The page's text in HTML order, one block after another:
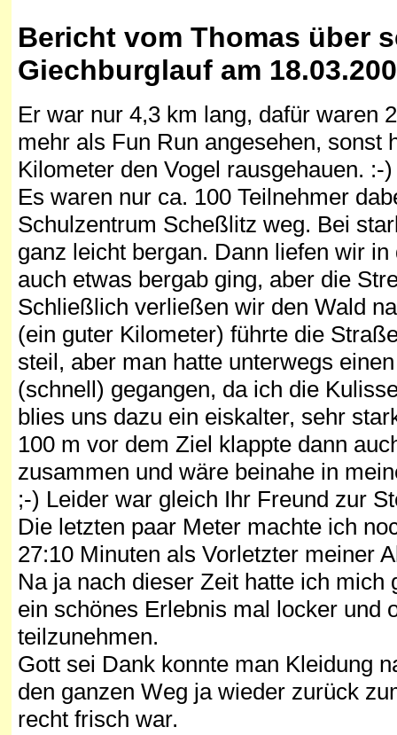
Bericht vom Thomas über
Giechburglauf am
Er war nur 4,3 km lang, dafür waren
mehr als Fun Run angesehen, sonst
Kilometer den Vogel rausgehauen. :-)
Es waren nur ca. 100 Teilnehmer
Schulzentrum Scheßlitz weg. Bei
ganz leicht bergan. Dann liefen wir
auch etwas bergab ging, aber die
Schließlich verließen wir den Wald
(ein guter Kilometer) führte die
steil, aber man hatte unterwegs
(schnell) gegangen, da ich die
blies uns dazu ein eiskalter, sehr
100 m vor dem Ziel klappte dann
zusammen und wäre beinahe in
;-) Leider war gleich Ihr Freund zur
Die letzten paar Meter machte ich
27:10 Minuten als Vorletzter meiner
Na ja nach dieser Zeit hatte ich
ein schönes Erlebnis mal locker und
teilzunehmen.
Gott sei Dank konnte man Kleidung
den ganzen Weg ja wieder zurück
recht frisch war.